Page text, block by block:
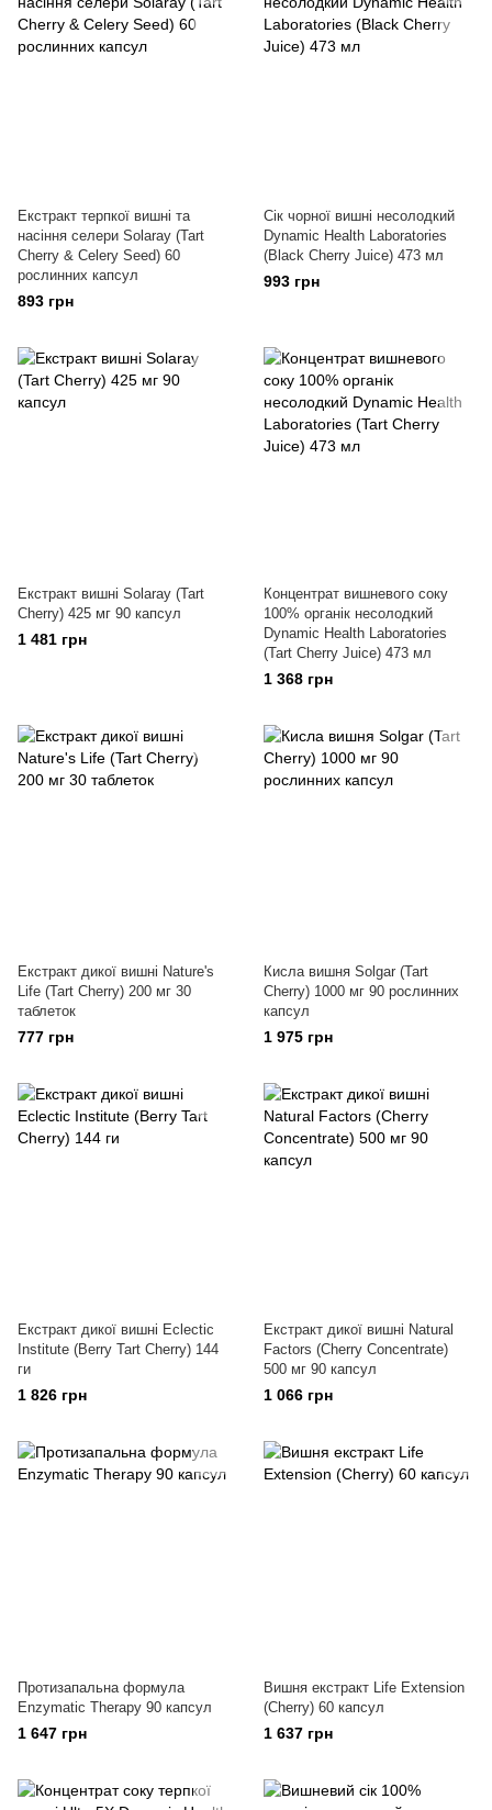
Екстракт терпкої вишні та
насіння селери Solaray (Tart
Cherry & Celery Seed) 60
рослинних капсул
893 грн
Сік чорної вишні несолодкий
Dynamic Health Laboratories
(Black Cherry Juice) 473 мл
993 грн
Екстракт вишні Solaray (Tart
Cherry) 425 мг 90 капсул
1 481 грн
Концентрат вишневого соку
100% органік несолодкий
Dynamic Health Laboratories
(Tart Cherry Juice) 473 мл
1 368 грн
Екстракт дикої вишні Nature's
Life (Tart Cherry) 200 мг 30
таблеток
777 грн
Кисла вишня Solgar (Tart
Cherry) 1000 мг 90 рослинних
капсул
1 975 грн
Екстракт дикої вишні Eclectic
Institute (Berry Tart Cherry) 144
ги
1 826 грн
Екстракт дикої вишні Natural
Factors (Cherry Concentrate)
500 мг 90 капсул
1 066 грн
Протизапальна формула
Enzymatic Therapy 90 капсул
1 647 грн
Вишня екстракт Life Extension
(Cherry) 60 капсул
1 637 грн